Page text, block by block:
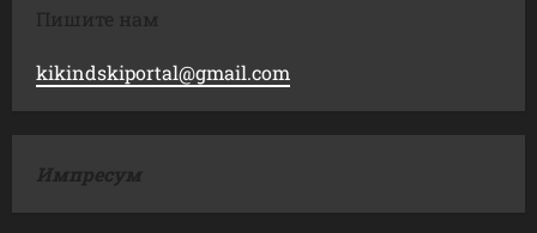
Пишите нам
kikindskiportal@gmail.com
Импресум